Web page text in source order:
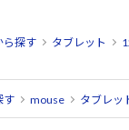
ら探す タブレット
す mouse タブレッ